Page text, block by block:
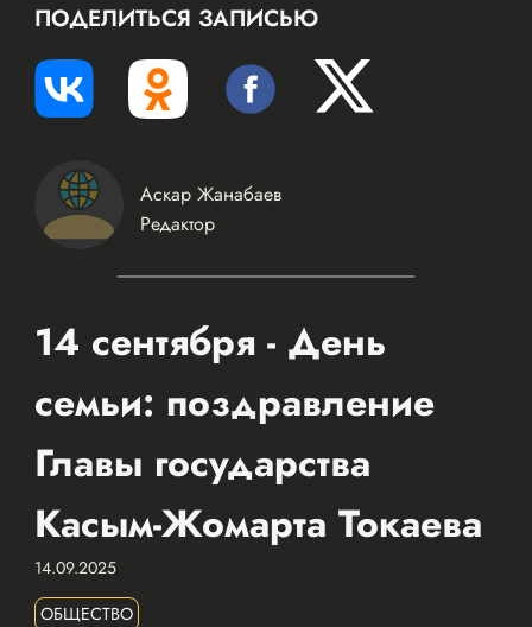
ПОДЕЛИТЬСЯ ЗАПИСЬЮ
Аскар Жанабаев
Редактор
14 сентября - День
семьи: поздравление
Главы государства
Касым-Жомарта Токаева
14.09.2025
ОБЩЕСТВО